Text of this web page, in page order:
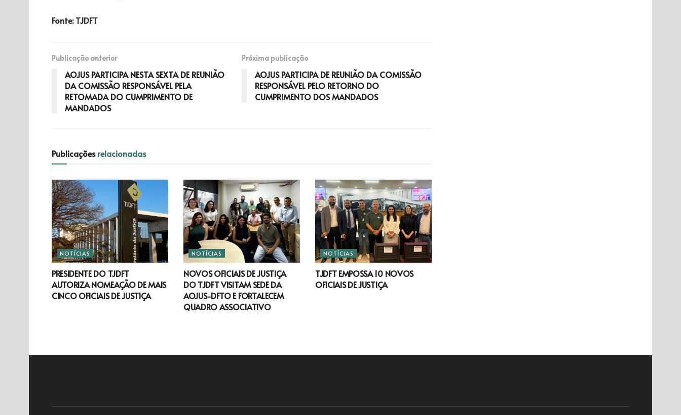
Fonte: TJDFT
Publicação anterior
AOJUS PARTICIPA NESTA SEXTA DE REUNIÃO
DA COMISSÃO RESPONSÁVEL PELA
RETOMADA DO CUMPRIMENTO DE
MANDADOS
Próxima publicação
AOJUS PARTICIPA DE REUNIÃO DA COMISSÃO
RESPONSÁVEL PELO RETORNO DO
CUMPRIMENTO DOS MANDADOS
Publicaçõesrelacionadas
NOTÍCIAS
PRESIDENTE DO TJDFT
AUTORIZA NOMEAÇÃO DE MAIS
CINCO OFICIAIS DE JUSTIÇA
NOTÍCIAS
NOVOS OFICIAIS DE JUSTIÇA
DO TJDFT VISITAM SEDE DA
AOJUS-DFTO E FORTALECEM
QUADRO ASSOCIATIVO
NOTÍCIAS
TJDFT EMPOSSA 10 NOVOS
OFICIAIS DE JUSTIÇA